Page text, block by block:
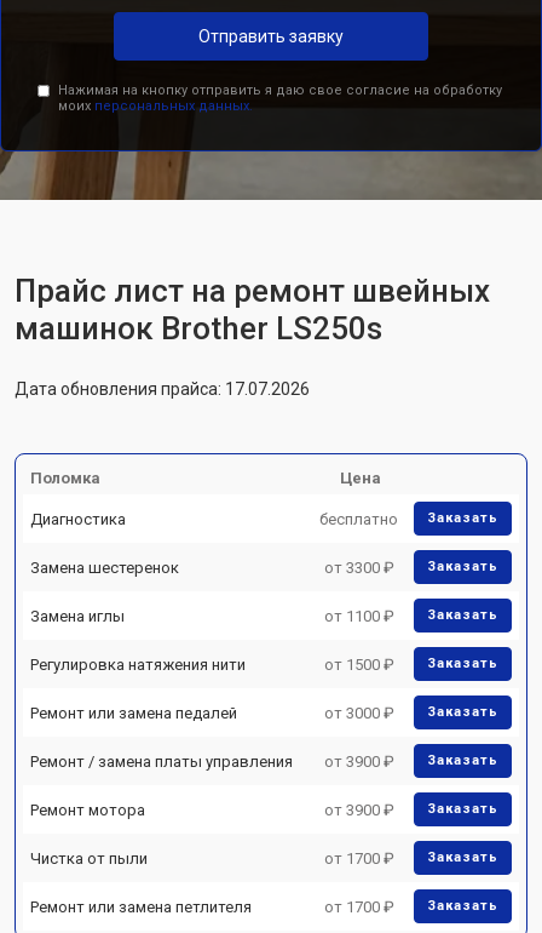
Отправить заявку
Нажимая на кнопку отправить я даю свое согласие на обработку
моих персональных данных.
Прайс лист на ремонт швейных
машинок Brother LS250s
Дата обновления прайса: 17.07.2026
Поломка Цена
Диагностика бесплатно Заказать
Замена шестеренок от 3300 ₽ Заказать
Замена иглы от 1100 ₽ Заказать
Регулировка натяжения нити от 1500 ₽ Заказать
Ремонт или замена педалей от 3000 ₽ Заказать
Ремонт / замена платы управления от 3900 ₽ Заказать
Ремонт мотора от 3900 ₽ Заказать
Чистка от пыли от 1700 ₽ Заказать
Ремонт или замена петлителя от 1700 ₽ Заказать